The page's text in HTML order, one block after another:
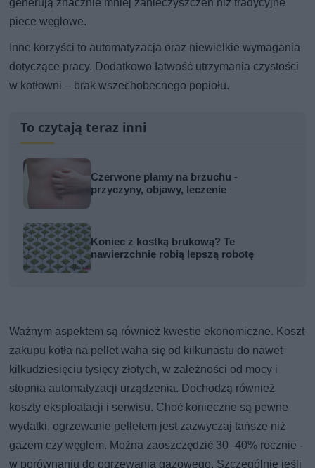
piece węglowe.
Inne korzyści to automatyzacja oraz niewielkie wymagania
dotyczące pracy. Dodatkowo łatwość utrzymania czystości
w kotłowni – brak wszechobecnego popiołu.
To czytają teraz inni
Czerwone plamy na brzuchu -
przyczyny, objawy, leczenie
Koniec z kostką brukową? Te
nawierzchnie robią lepszą robotę
Ważnym aspektem są również kwestie ekonomiczne. Koszt
zakupu kotła na pellet waha się od kilkunastu do nawet
kilkudziesięciu tysięcy złotych, w zależności od mocy i
stopnia automatyzacji urządzenia. Dochodzą również
koszty eksploatacji i serwisu. Choć konieczne są pewne
wydatki, ogrzewanie pelletem jest zazwyczaj tańsze niż
gazem czy węglem. Można zaoszczędzić 30–40% rocznie -
w porównaniu do ogrzewania gazowego. Szczególnie jeśli